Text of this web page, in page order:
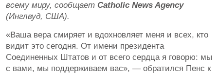
всему миру, сообщает Catholic News Agency
(Инглвуд, США).
«Ваша вера смиряет и вдохновляет меня и всех, кто
видит это сегодня. От имени президента
Соединенных Штатов и от всего сердца я говорю: мы
с вами, мы поддерживаем вас», — обратился Пенс к